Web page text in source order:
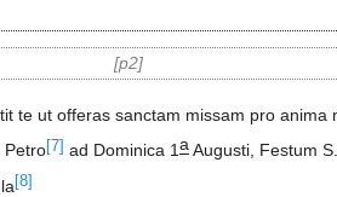
p2
te ut offeras sanctam missam pro anima
Petro[7] ad Dominica 1aAugusti, Festum S.
[8]